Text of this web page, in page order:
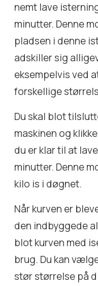
nemt lave
minutter. Denne
pladsen i denne
adskiller sig
eksempelvis ved
forskellige
Du skal blot
maskinen og
du er klar til at
minutter. Denne
kilo is i døgnet.
Når kurven er
den indbyggede
blot kurven med
brug. Du kan
stør størrelse på